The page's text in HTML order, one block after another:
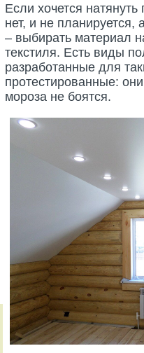
Если хочется
нет, и не
– выбирать материал
текстиля. Есть виды
разработанные для
протестированные:
мороза не боятся.